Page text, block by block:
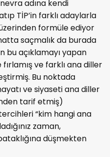
adına kendi
TİP’in farklı adaylarla
formüle ediyor
saçmalık da burada
bu açıklamayı yapan
ve farklı ana diller
Bu noktada
ve siyaseti ana diller
tarif etmiş)
“kim hangi ana
zaman,
düşmekten